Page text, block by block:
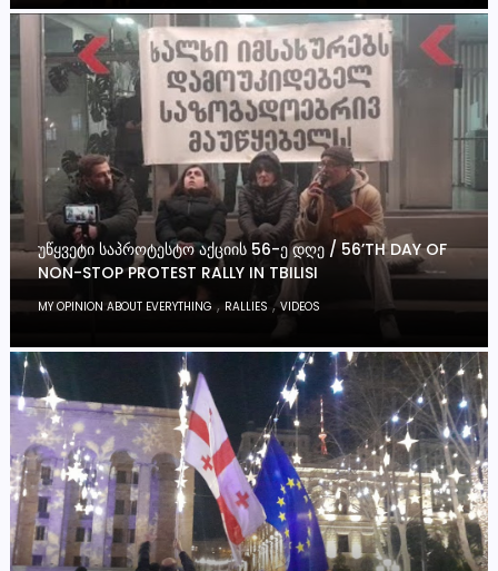
ᲣᲬᲧᲕᲔᲢᲘ ᲡᲐᲞᲠᲝᲢᲔᲡᲢᲝ ᲐᲥᲪᲘᲘᲡ 56-Ე ᲓᲦᲔ / 56’TH DAY OF
NON-STOP PROTEST RALLY IN TBILISI
MY OPINION ABOUT EVERYTHING , RALLIES ,VIDEOS